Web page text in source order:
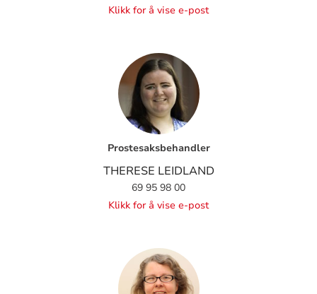
Klikk for å vise e-post
Prostesaksbehandler
THERESE LEIDLAND
69 95 98 00
Klikk for å vise e-post